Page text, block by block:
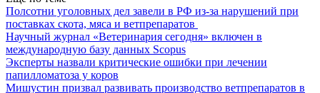
Полсотни уголовных дел завели в РФ из-за нарушений при
поставках скота, мяса и ветпрепаратов
Научный журнал «Ветеринария сегодня» включен в
международную базу данных Scopus
Эксперты назвали критические ошибки при лечении
папилломатоза у коров
Мишустин призвал развивать производство ветпрепаратов в